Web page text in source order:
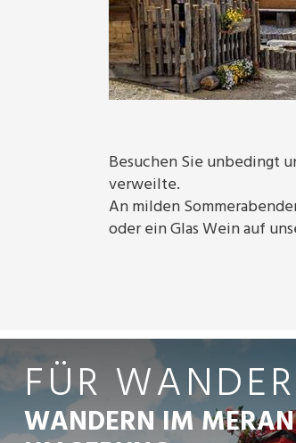
Besuchen Sie unbedingt
verweilte.
An milden
oder ein Glas Wein auf
FÜR
WANDERN IM